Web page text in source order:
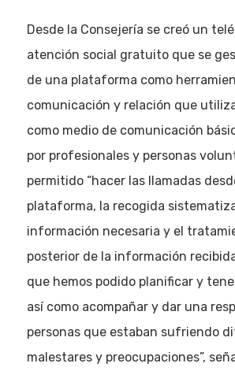
Desde la Consejería se creó un
atención social gratuito que se
de una plataforma como
comunicación y relación que
como medio de comunicación
por profesionales y personas
permitido “hacer las llamadas
plataforma, la recogida
información necesaria y el
posterior de la información
que hemos podido planificar y
así como acompañar y dar una
personas que estaban sufriendo
malestares y preocupaciones”,